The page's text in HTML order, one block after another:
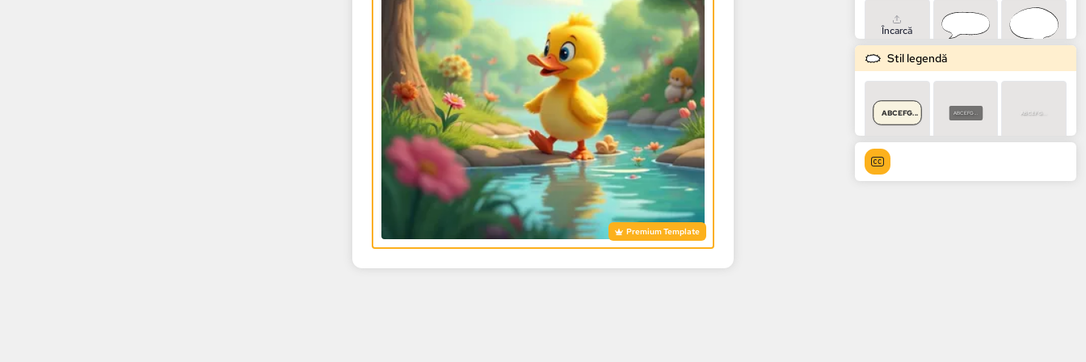
Premium Template
Încarcă
Stil legendă
ABCEFG... ABCEFG... ABCEFG...
ABCEFG... ABCEFG...